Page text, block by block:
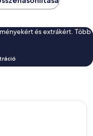
és extrákért. Több